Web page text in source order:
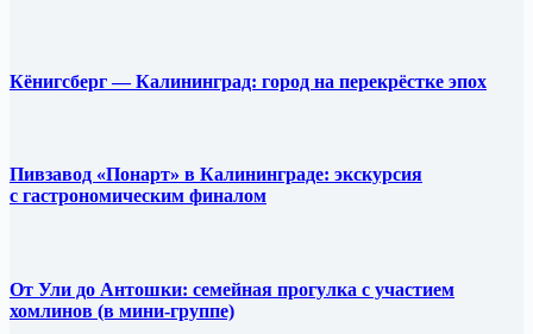
Кёнигсберг — Калининград: город на перекрёстке эпох
Пивзавод «Понарт» в Калининграде: экскурсия
с гастрономическим финалом
От Ули до Антошки: семейная прогулка с участием
хомлинов (в мини-группе)